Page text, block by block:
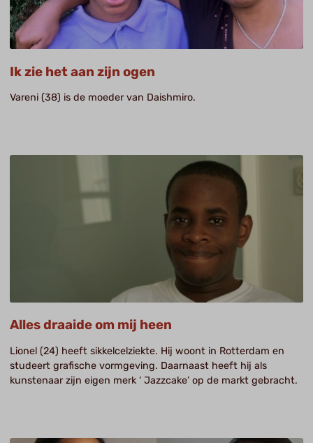
Ik zie het aan zijn ogen
Vareni (38) is de moeder van Daishmiro.
Alles draaide om mij heen
Lionel (24) heeft sikkelcelziekte. Hij woont in Rotterdam en
studeert grafische vormgeving. Daarnaast heeft hij als
kunstenaar zijn eigen merk ‘ Jazzcake’ op de markt gebracht.